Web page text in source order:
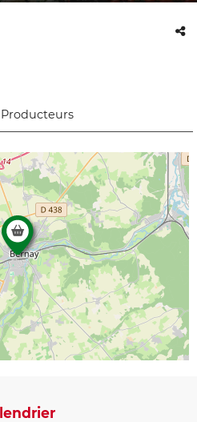
Producteurs